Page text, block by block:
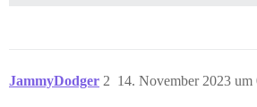
JammyDodger 14. November 2023 um
2